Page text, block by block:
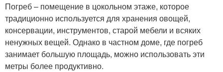
Погреб – помещение в цокольном этаже, которое
традиционно используется для хранения овощей,
консервации, инструментов, старой мебели и всяких
ненужных вещей. Однако в частном доме, где погреб
занимает большую площадь, можно использовать эти
метры более продуктивно.